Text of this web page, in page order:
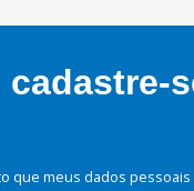
que meus dados